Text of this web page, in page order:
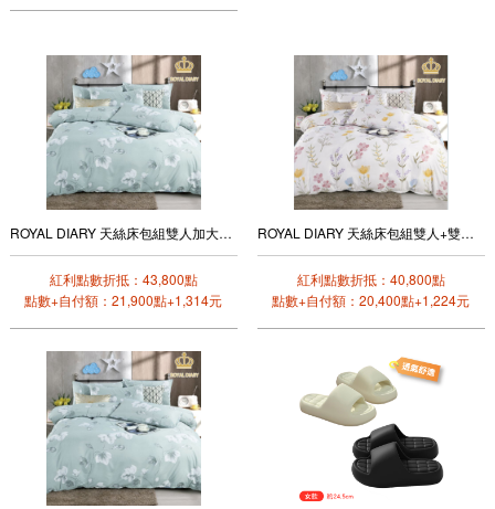
ROYAL DIARY 天絲床包組雙人加大+雙人鋪棉兩用被套四件組(漫步時)
紅利點數折抵：43,800點
點數+自付額：21,900點+1,314元
ROYAL DIARY 天絲床包組雙人+雙人鋪棉兩用被套四件組(花境之旅)
紅利點數折抵：40,800點
點數+自付額：20,400點+1,224元